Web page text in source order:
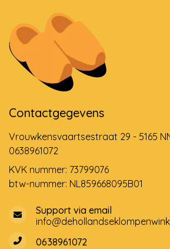
Contactgegevens
Vrouwkensvaartsestraat 29 - 5165
0638961072
KVK nummer: 73799076
btw-nummer: NL859668095B01
Support via email
0638961072